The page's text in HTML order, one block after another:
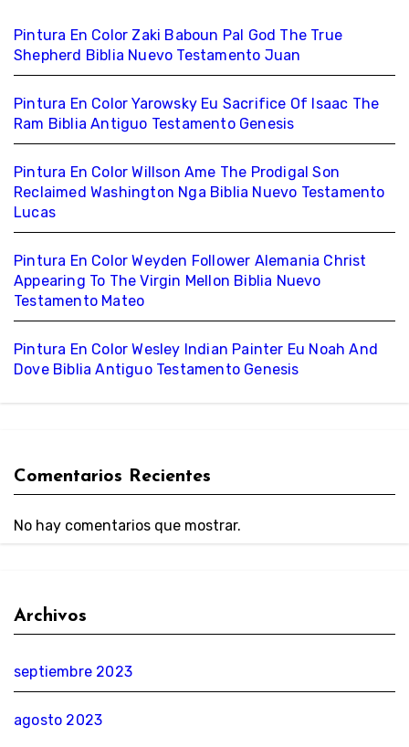
Pintura En Color Zaki Baboun Pal God The True
Shepherd Biblia Nuevo Testamento Juan
Pintura En Color Yarowsky Eu Sacrifice Of Isaac The
Ram Biblia Antiguo Testamento Genesis
Pintura En Color Willson Ame The Prodigal Son
Reclaimed Washington Nga Biblia Nuevo Testamento
Lucas
Pintura En Color Weyden Follower Alemania Christ
Appearing To The Virgin Mellon Biblia Nuevo
Testamento Mateo
Pintura En Color Wesley Indian Painter Eu Noah And
Dove Biblia Antiguo Testamento Genesis
Comentarios Recientes
No hay comentarios que mostrar.
Archivos
septiembre 2023
agosto 2023